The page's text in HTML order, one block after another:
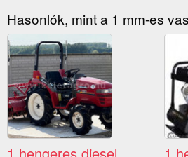
Hasonlók, mint a 1 mm-es